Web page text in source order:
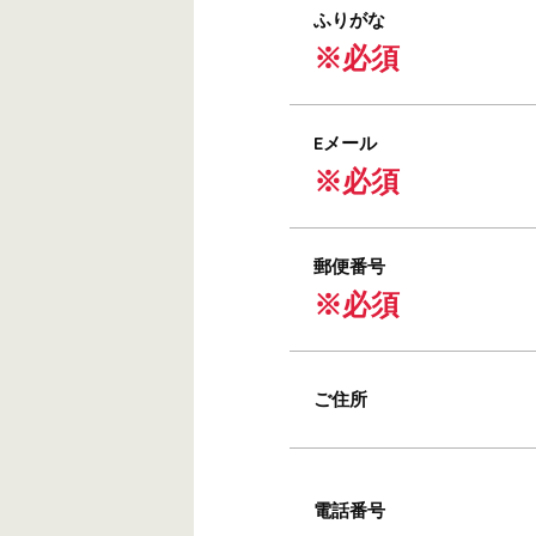
ふりがな
※必須
Eメール
※必須
郵便番号
※必須
ご住所
電話番号